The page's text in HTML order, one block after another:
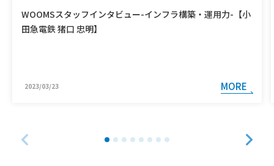
WOOMSスタッフインタビュー-インフラ構築・運用力-【小
田急電鉄 猪口 忠明】
2023/03/23 MORE